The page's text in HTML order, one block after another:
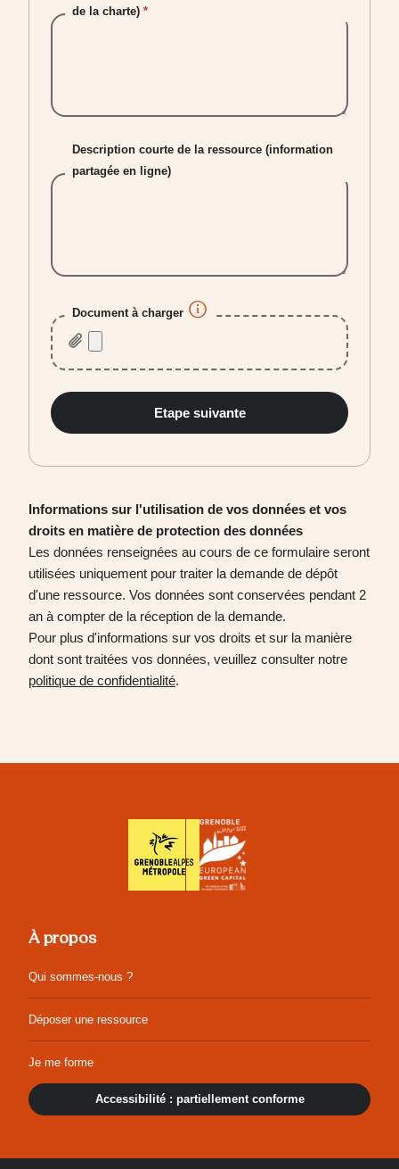
Mobilités alternatives à la voiture individuelle
Économie circulaire (réduction des déchets à la
Alimentation ou agriculture biologique
Préservation et amélioration de la qualité de l'air
de la charte) *
Description courte de la ressource (information
partagée en ligne)
Document à charger
Etape suivante
Informations sur l'utilisation de vos données et vos
droits en matière de protection des données
Les données renseignées au cours de ce formulaire seront
utilisées uniquement pour traiter la demande de dépôt
d'une ressource. Vos données sont conservées pendant 2
an à compter de la réception de la demande.
Pour plus d'informations sur vos droits et sur la manière
dont sont traitées vos données, veuillez consulter notre
politique de confidentialité.
À propos
Qui sommes-nous ?
Déposer une ressource
Je me forme
Accessibilité : partiellement conforme